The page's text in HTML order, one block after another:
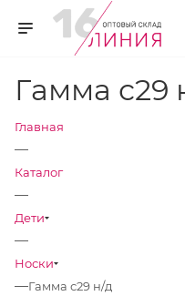
Гамма с29
Главная
—
Каталог
—
Дети
—
Носки
—Гамма с29 н/д